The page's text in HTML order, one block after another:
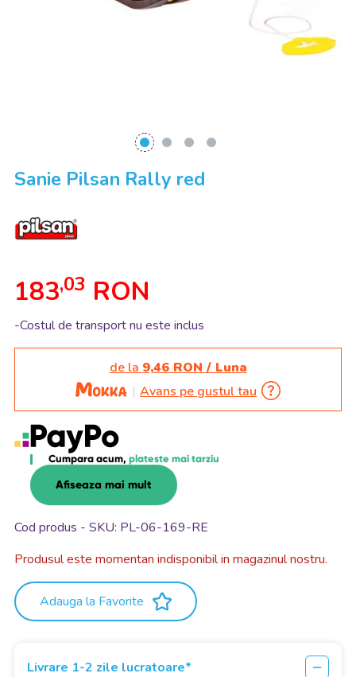
Sanie Pilsan Rally red
183,03 RON
-Costul de transport nu este inclus
de la 9,46 RON / Luna
Avans pe gustul tau
Cumpara acum, plateste mai tarziu
Afiseaza mai mult
Cod produs - SKU PL-06-169-RE
Produsul este momentan indisponibil in magazinul nostru.
Adauga la Favorite
Livrare 1-2 zile lucratoare*